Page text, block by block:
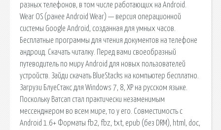
разных телефонов, в том числе работающих на Android.
Wear OS (ранее Android Wear) — версия операционной
системы Google Android, созданная для умных часов.
Бесплатные программы для чтения документов на телефоне
андроид. Скачать читалку. Перед вами своеобразный
путеводитель по миру Android для новых пользователей
устройств. Зайди скачать BlueStacks на компьютер бесплатно.
Загрузи БлуеСтакс для Windows 7, 8, XP на русском языке.
Поскольку Ватсап стал практически незаменимым
мессенджером во всем мире, то у его. Совместимость с
Android 1.6+ Форматы fb2, fbz, txt, epub (без DRM), html, doc,